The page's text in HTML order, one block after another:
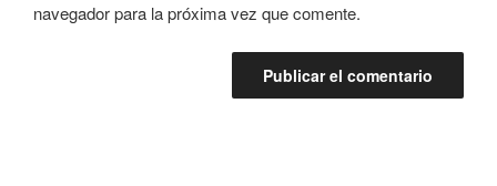
navegador para la próxima vez que comente.